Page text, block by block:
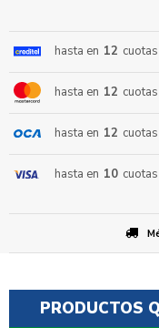
hasta en 12
hasta en 12
hasta en 12
hasta en 10
PRODUCTOS
ENVIAR